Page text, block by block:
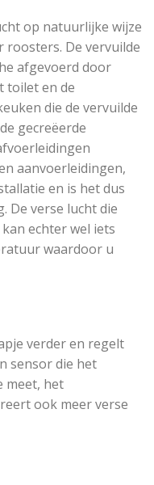
op natuurlijke wijze
De vervuilde
afgevoerd door
toilet en de
die de vervuilde
gecreëerde
aanvoerleidingen,
en is het dus
De verse lucht die
echter wel iets
waardoor u
verder en regelt
sensor die het
meet, het
ook meer verse